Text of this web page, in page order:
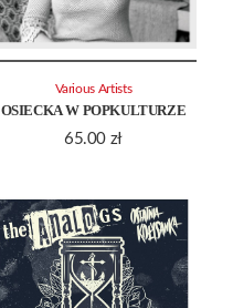
OSIECKA W POPKULTURZE
65.00 zł
Various Artists